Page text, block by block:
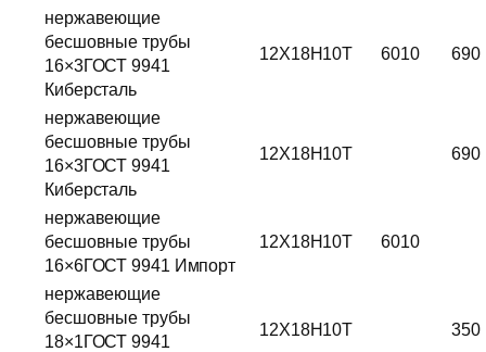
нержавеющие
бесшовные трубы
16×3ГОСТ 9941
Киберсталь
12Х18Н10Т 6010 690
нержавеющие
бесшовные трубы
16×3ГОСТ 9941
Киберсталь
12Х18Н10Т 690
нержавеющие
бесшовные трубы
16×6ГОСТ 9941 Импорт
12Х18Н10Т 6010
нержавеющие
бесшовные трубы
18×1ГОСТ 9941
12Х18Н10Т 350